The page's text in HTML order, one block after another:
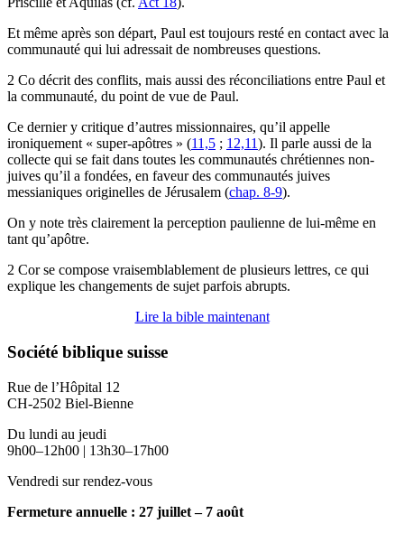
Et même après son départ, Paul est toujours resté en contact avec la
communauté qui lui adressait de nombreuses questions.
2 Co décrit des conflits, mais aussi des réconciliations entre Paul et
la communauté, du point de vue de Paul.
Ce dernier y critique d’autres missionnaires, qu’il appelle
ironiquement « super-apôtres » (11,5 ; 12,11). Il parle aussi de la
collecte qui se fait dans toutes les communautés chrétiennes non-
juives qu’il a fondées, en faveur des communautés juives
messianiques originelles de Jérusalem (chap. 8-9).
On y note très clairement la perception paulienne de lui-même en
tant qu’apôtre.
2 Cor se compose vraisemblablement de plusieurs lettres, ce qui
explique les changements de sujet parfois abrupts.
Lire la bible maintenant
Société biblique suisse
Rue de l’Hôpital 12
CH-2502 Biel-Bienne
Du lundi au jeudi
9h00–12h00 | 13h30–17h00
Vendredi sur rendez-vous
Fermeture annuelle : 27 juillet – 7 août